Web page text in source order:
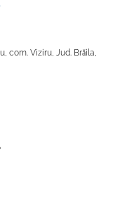
com. Viziru, Jud. Brăila,